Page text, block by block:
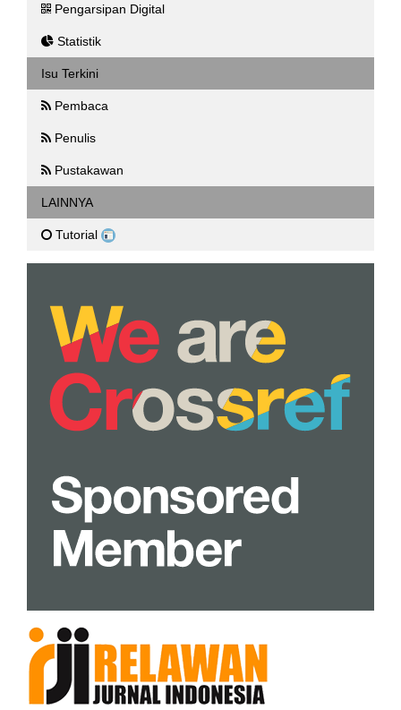
Pengarsipan Digital
Statistik
Isu Terkini
Pembaca
Penulis
Pustakawan
LAINNYA
Tutorial